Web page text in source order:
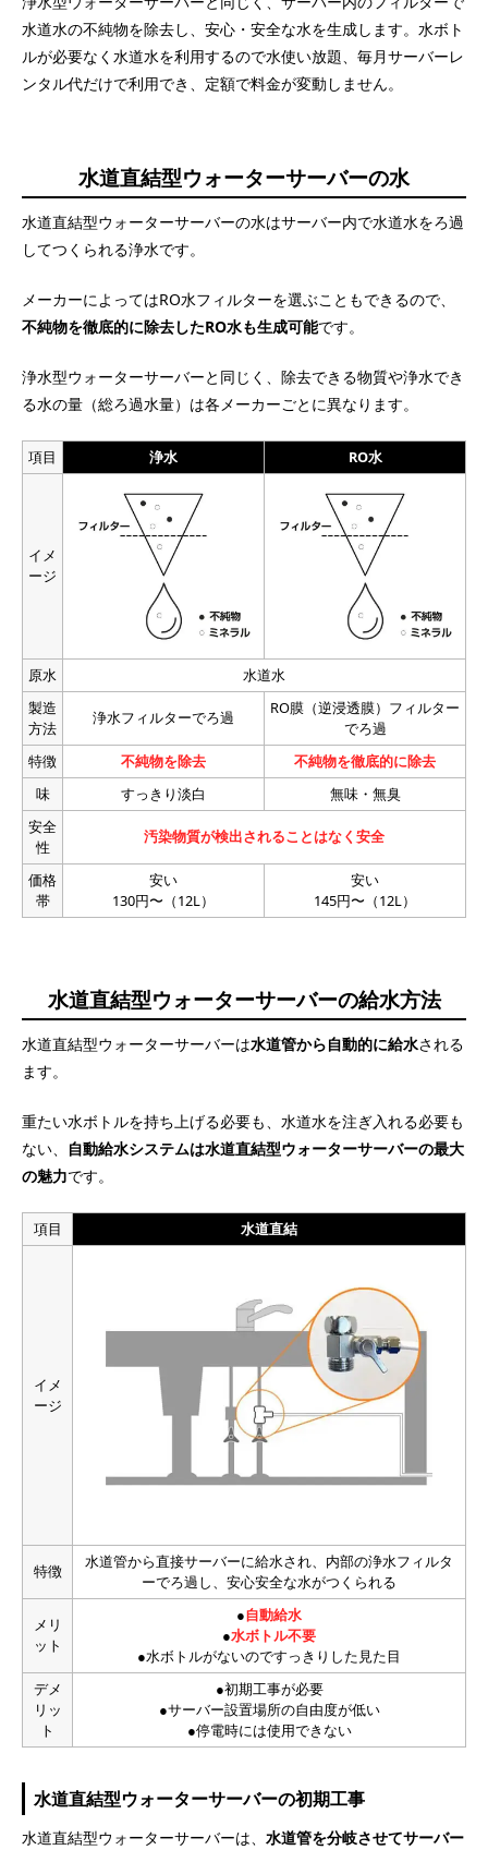
水道水の不純物を除去し、安心・安全な水を生成します。水ボト
ルが必要なく水道水を利用するので水使い放題、毎月サーバーレ
ンタル代だけで利用でき、定額で料金が変動しません。
水道直結型ウォーターサーバーの水
水道直結型ウォーターサーバーの水はサーバー内で水道水をろ過
してつくられる浄水です。
メーカーによってはRO水フィルターを選ぶこともできるので、
不純物を徹底的に除去したRO水も生成可能です。
浄水型ウォーターサーバーと同じく、除去できる物質や浄水でき
る水の量（総ろ過水量）は各メーカーごとに異なります。
項目 浄水 RO水
イメ
ージ
原水
水道水
製造
方法
浄水フィルターでろ過
RO膜（逆浸透膜）フィルター
でろ過
特徴
不純物を除去
不純物を徹底的に除去
味
すっきり淡白
無味・無臭
安全
性
汚染物質が検出されることはなく安全
価格
帯
安い
130円〜（12L）
安い
145円〜（12L）
水道直結型ウォーターサーバーの給水方法
水道直結型ウォーターサーバーは水道管から自動的に給水される
ます。
重たい水ボトルを持ち上げる必要も、水道水を注ぎ入れる必要も
ない、
自動給水システムは水道直結型ウォーターサーバーの最大
の魅力です。
項目 水道直結
イメ
ージ
特徴
水道管から直接サーバーに給水され、内部の浄水フィルタ
ーでろ過し、安心安全な水がつくられる
メリ
ット
●自動給水
●水ボトル不要
●水ボトルがないのですっきりした見た目
デメ
リッ
ト
●初期工事が必要
●サーバー設置場所の自由度が低い
●停電時には使用できない
水道直結型ウォーターサーバーの初期工事
水道直結型ウォーターサーバーは、 水道管を分岐させてサーバー